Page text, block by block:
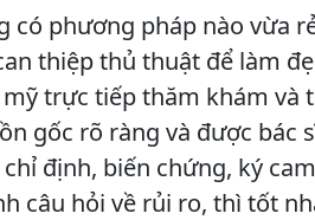
có phương pháp nào vừa
thiệp thủ thuật để làm
trực tiếp thăm khám và
gốc rõ ràng và được bác
định, biến chứng, ký
câu hỏi về rủi ro, thì tốt